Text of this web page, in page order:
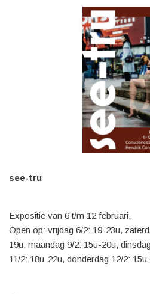
see-tru
Expositie van 6 t/m 12 februari.
Open op: vrijdag 6/2: 19-23u,
19u, maandag 9/2: 15u-20u,
11/2: 18u-22u, donderdag 12/2: